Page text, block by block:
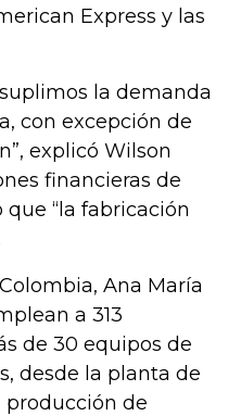
Express y las
la demanda
con excepción de
explicó Wilson
financieras de
“la fabricación
Ana María
a 313
de 30 equipos de
desde la planta de
producción de